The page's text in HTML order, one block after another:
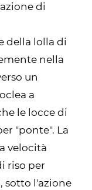
di
della lolla di
nella
un
a
le locce di
"ponte". La
velocità
riso per
sotto l'azione